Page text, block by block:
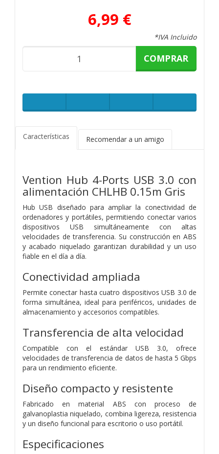
6,99 €
*IVA Incluido
COMPRAR
Características Recomendar a un amigo
Vention Hub 4-Ports USB 3.0 con
alimentación CHLHB 0.15m Gris
Hub USB diseñado para ampliar la conectividad de
ordenadores y portátiles, permitiendo conectar varios
dispositivos USB simultáneamente con altas
velocidades de transferencia. Su construcción en ABS
y acabado niquelado garantizan durabilidad y un uso
fiable en el día a día.
Conectividad ampliada
Permite conectar hasta cuatro dispositivos USB 3.0 de
forma simultánea, ideal para periféricos, unidades de
almacenamiento y accesorios compatibles.
Transferencia de alta velocidad
Compatible con el estándar USB 3.0, ofrece
velocidades de transferencia de datos de hasta 5 Gbps
para un rendimiento eficiente.
Diseño compacto y resistente
Fabricado en material ABS con proceso de
galvanoplastia niquelado, combina ligereza, resistencia
y un diseño funcional para escritorio o uso portátil.
Especificaciones